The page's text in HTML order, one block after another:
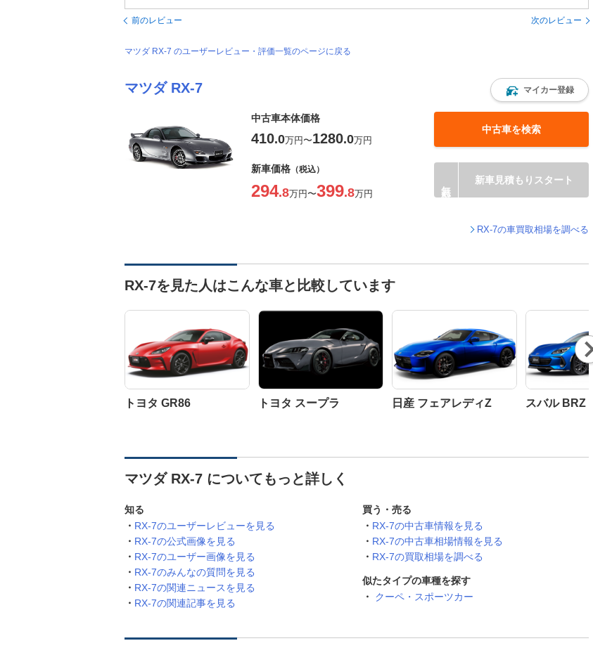
前のレビュー 次のレビュー
マツダ RX-7 のユーザーレビュー・評価一覧のページに戻る
マツダ RX-7 マイカー登録
中古車本体価格
410.0万円〜1280.0万円
中古車を検索
新車価格 （税込）
294.8万円〜399.8万円
新車見積もりスタート
RX-7の車買取相場を調べる
RX-7を見た人はこんな車と比較しています
トヨタ GR86 トヨタ スープラ 日産 フェアレディZ スバル BRZ
Nex
t
マツダ RX-7 についてもっと詳しく
知る
RX-7のユーザーレビューを見る
RX-7の公式画像を見る
RX-7のユーザー画像を見る
RX-7のみんなの質問を見る
RX-7の関連ニュースを見る
RX-7の関連記事を見る
買う・売る
RX-7の中古車情報を見る
RX-7の中古車相場情報を見る
RX-7の買取相場を調べる
似たタイプの車種を探す
クーペ・スポーツカー